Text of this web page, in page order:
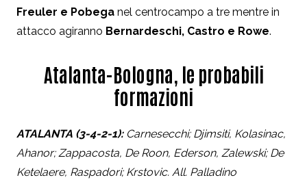
Freuler e Pobega nel centrocampo a tre mentre in
attacco agiranno Bernardeschi, Castro e Rowe.
Atalanta-Bologna, le probabili
formazioni
ATALANTA (3-4-2-1): Carnesecchi; Djimsiti, Kolasinac,
Ahanor; Zappacosta, De Roon, Ederson, Zalewski; De
Ketelaere, Raspadori; Krstovic. All. Palladino